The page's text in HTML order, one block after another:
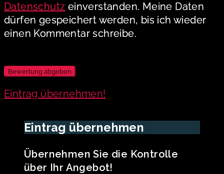
Datenschutz einverstanden. Meine Daten
dürfen gespeichert werden, bis ich wieder
einen Kommentar schreibe.
Eintrag übernehmen!
Eintrag übernehmen
Übernehmen Sie die Kontrolle
über Ihr Angebot!